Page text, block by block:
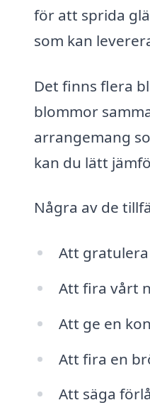
för att sprida
som kan
Det finns flera
blommor
arrangemang
kan du lätt
Några av de
Att
Att fira vårt
Att ge en
Att fira en
Att säga